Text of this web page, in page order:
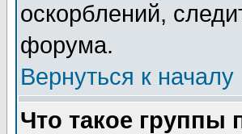
оскорблений,
форума.
Вернуться к началу
Что такое группы